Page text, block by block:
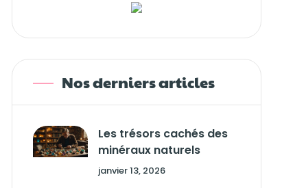
Nos derniers articles
Les trésors cachés des
minéraux naturels
janvier 13, 2026